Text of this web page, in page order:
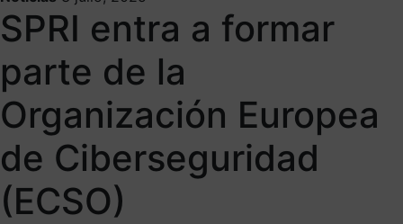
SPRI entra a formar
parte de la
Organización Europea
de Ciberseguridad
(ECSO)